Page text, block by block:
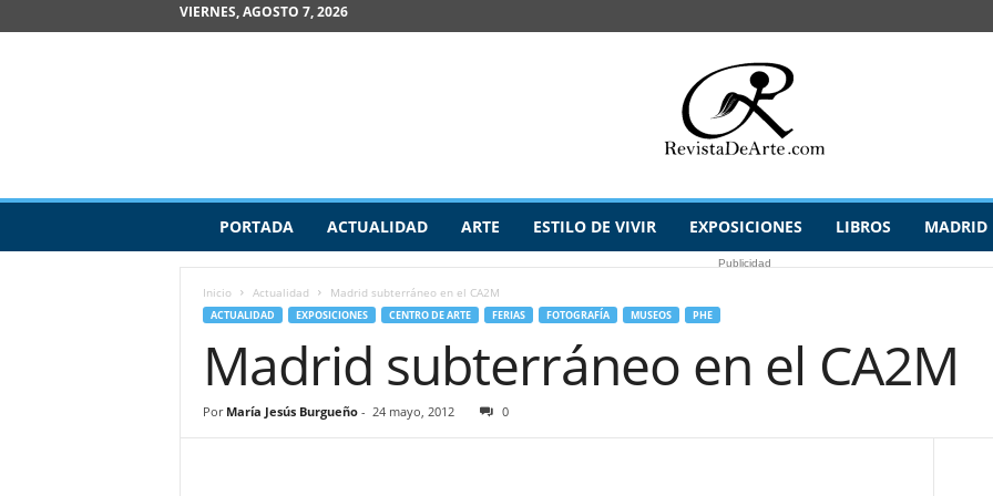
VIERNES, AGOSTO 7, 2026
v
PORTADA ACTUALIDAD ARTE ESTILO DE VIVIR EXPOSICIONES LIBROS MADRID
Publicidad
Inicio Actualidad Madrid subterráneo en el CA2M
ACTUALIDAD EXPOSICIONES CENTRO DE ARTE FERIAS FOTOGRAFÍA MUSEOS PHE
Madrid subterráneo en el CA2M
Por María Jesús Burgueño- 24 mayo, 2012 0